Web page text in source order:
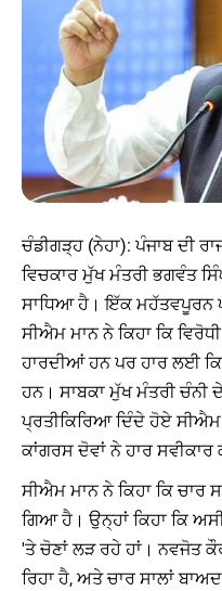
ਚੰਡੀਗੜ੍ਹ (ਨੇਹਾ): ਪੰਜਾਬ ਦੀ
ਵਿਚਕਾਰ ਮੁੱਖ ਮੰਤਰੀ ਭਗਵੰਤ
ਸਾਧਿਆ ਹੈ। ਇੱਕ ਮਹੱਤਵਪੂਰਨ
ਸੀਐਮ ਮਾਨ ਨੇ ਕਿਹਾ ਕਿ
ਹਾਰਦੀਆਂ ਹਨ ਪਰ ਹਾਰ ਲਈ
ਹਨ। ਸਾਬਕਾ ਮੁੱਖ ਮੰਤਰੀ ਚੰਨੀ
ਪ੍ਰਤੀਕਿਰਿਆ ਦਿੰਦੇ ਹੋਏ
ਕਾਂਗਰਸ ਦੋਵਾਂ ਨੇ ਹਾਰ
ਸੀਐਮ ਮਾਨ ਨੇ ਕਿਹਾ ਕਿ ਚਾਰ
ਗਿਆ ਹੈ। ਉਨ੍ਹਾਂ ਕਿਹਾ ਕਿ
'ਤੇ ਚੋਣਾਂ ਲੜ ਰਹੇ ਹਾਂ। ਨਵਜੋਤ
ਰਿਹਾ ਹੈ, ਅਤੇ ਚਾਰ ਸਾਲਾਂ